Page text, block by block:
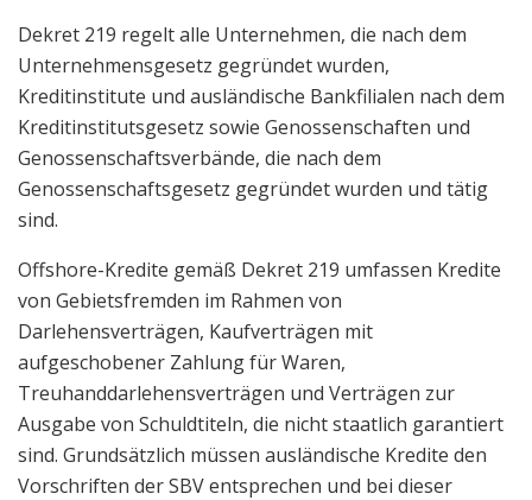
Dekret 219 regelt alle Unternehmen, die nach dem
Unternehmensgesetz gegründet wurden,
Kreditinstitute und ausländische Bankfilialen nach dem
Kreditinstitutsgesetz sowie Genossenschaften und
Genossenschaftsverbände, die nach dem
Genossenschaftsgesetz gegründet wurden und tätig
sind.
Offshore-Kredite gemäß Dekret 219 umfassen Kredite
von Gebietsfremden im Rahmen von
Darlehensverträgen, Kaufverträgen mit
aufgeschobener Zahlung für Waren,
Treuhanddarlehensverträgen und Verträgen zur
Ausgabe von Schuldtiteln, die nicht staatlich garantiert
sind. Grundsätzlich müssen ausländische Kredite den
Vorschriften der SBV entsprechen und bei dieser